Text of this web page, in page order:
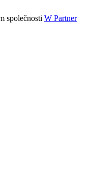
společnosti W Partner